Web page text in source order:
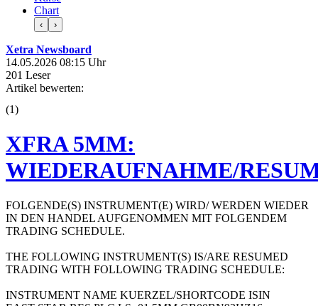
Chart
‹ ›
Xetra Newsboard
14.05.2026 08:15 Uhr
201 Leser
Artikel bewerten:
(1)
XFRA 5MM:
WIEDERAUFNAHME/
FOLGENDE(S) INSTRUMENT(E) WIRD/ WERDEN WIEDER
IN DEN HANDEL AUFGENOMMEN MIT FOLGENDEM
TRADING SCHEDULE.
THE FOLLOWING INSTRUMENT(S) IS/ARE RESUMED
TRADING WITH FOLLOWING TRADING SCHEDULE:
INSTRUMENT NAME KUERZEL/SHORTCODE ISIN